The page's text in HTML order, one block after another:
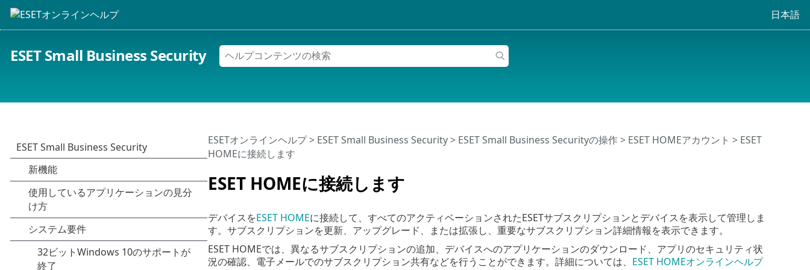
日本語
ESET Small Business Security
ESET HOMEに接続します
ESETオンラインヘルプ> ESET Small Business Security> ESET Small Business Securityの操作> ESET HOMEアカウント > ESET
HOMEに接続します
デバイスをESET HOMEに接続して、すべてのアクティベーションされたESETサブスクリプションとデバイスを表示して管理しま
す。サブスクリプションを更新、アップグレード、または拡張し、重要なサブスクリプション詳細情報を表示できます。
ESET HOMEでは、異なるサブスクリプションの追加、デバイスへのアプリケーションのダウンロード、アプリのセキュリティ状
況の確認、電子メールでのサブスクリプション共有などを行うことができます。詳細については、 ESET HOMEオンラインヘルプ